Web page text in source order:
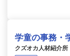
学童の事務・
クズオカ人材紹介所